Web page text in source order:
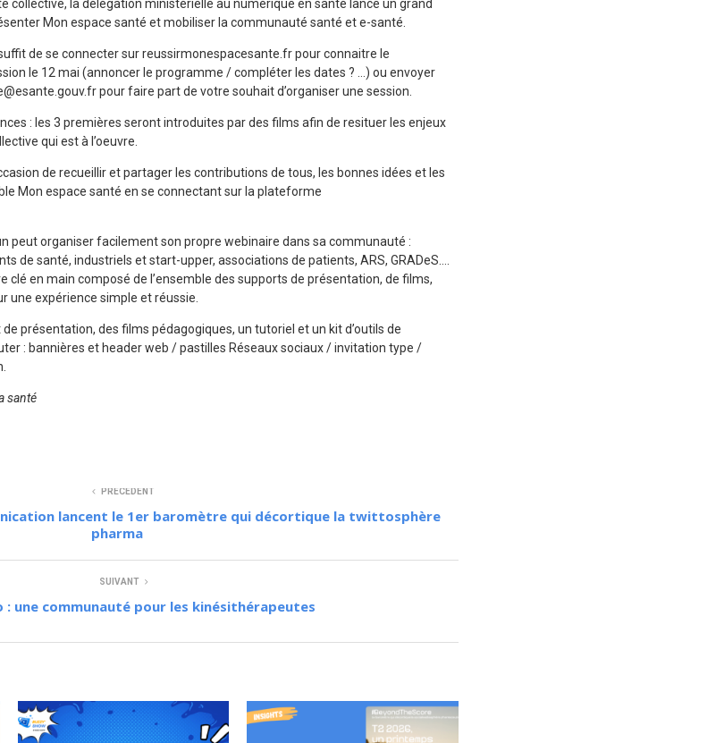
collective, la délégation ministérielle au numérique en santé lance un grand
Mon espace santé et mobiliser la communauté santé et e-santé.
de se connecter sur reussirmonespacesante.fr pour connaitre le
le 12 mai (annoncer le programme / compléter les dates ? …) ou envoyer
pour faire part de votre souhait d’organiser une session.
: les 3 premières seront introduites par des films afin de resituer les enjeux
qui est à l’oeuvre.
de recueillir et partager les contributions de tous, les bonnes idées et les
Mon espace santé en se connectant sur la plateforme
peut organiser facilement son propre webinaire dans sa communauté :
de santé, industriels et start-upper, associations de patients, ARS, GRADeS….
clé en main composé de l’ensemble des supports de présentation, de films,
une expérience simple et réussie.
présentation, des films pédagogiques, un tutoriel et un kit d’outils de
: bannières et header web / pastilles Réseaux sociaux / invitation type /
santé
PRÉCÉDENT
lancent le 1er baromètre qui décortique la twittosphère
pharma
SUIVANT
: une communauté pour les kinésithérapeutes